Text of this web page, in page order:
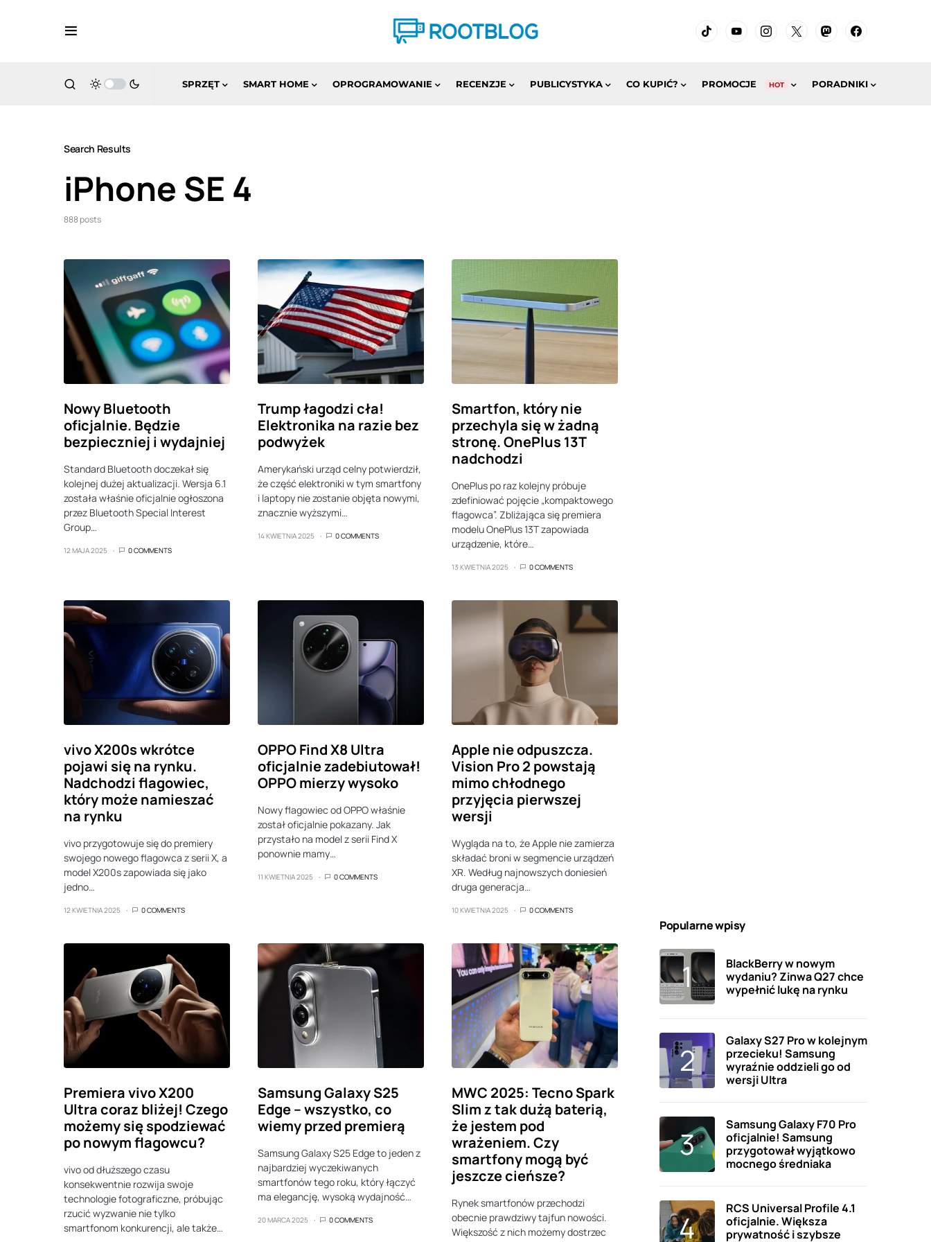
SPRZĘT SMART HOME OPROGRAMOWANIE RECENZJE PUBLICYSTYKA CO KUPIĆ? PROMOCJE HOT PORADNIKI
Search Results
iPhone SE 4
888 posts
Nowy Bluetooth
oficjalnie. Będzie
bezpieczniej i wydajniej
Standard Bluetooth doczekał się
kolejnej dużej aktualizacji. Wersja 6.1
została właśnie oficjalnie ogłoszona
przez Bluetooth Special Interest
Group…
12 MAJA 2025 0 COMMENTS
Trump łagodzi cła!
Elektronika na razie bez
podwyżek
Amerykański urząd celny potwierdził,
że część elektroniki w tym smartfony
i laptopy nie zostanie objęta nowymi,
znacznie wyższymi…
14 KWIETNIA 2025 0 COMMENTS
Smartfon, który nie
przechyla się w żadną
stronę. OnePlus 13T
nadchodzi
OnePlus po raz kolejny próbuje
zdefiniować pojęcie „kompaktowego
flagowca”. Zbliżająca się premiera
modelu OnePlus 13T zapowiada
urządzenie, które…
13 KWIETNIA 2025 0 COMMENTS
vivo X200s wkrótce
pojawi się na rynku.
Nadchodzi flagowiec,
który może namieszać
na rynku
vivo przygotowuje się do premiery
swojego nowego flagowca z serii X, a
model X200s zapowiada się jako
jedno…
12 KWIETNIA 2025 0 COMMENTS
OPPO Find X8 Ultra
oficjalnie zadebiutował!
OPPO mierzy wysoko
Nowy flagowiec od OPPO właśnie
został oficjalnie pokazany. Jak
przystało na model z serii Find X
ponownie mamy…
11 KWIETNIA 2025 0 COMMENTS
Apple nie odpuszcza.
Vision Pro 2 powstają
mimo chłodnego
przyjęcia pierwszej
wersji
Wygląda na to, że Apple nie zamierza
składać broni w segmencie urządzeń
XR. Według najnowszych doniesień
druga generacja…
10 KWIETNIA 2025 0 COMMENTS
Premiera vivo X200
Ultra coraz bliżej! Czego
możemy się spodziewać
po nowym flagowcu?
vivo od dłuższego czasu
konsekwentnie rozwija swoje
technologie fotograficzne, próbując
rzucić wyzwanie nie tylko
smartfonom konkurencji, ale także…
Samsung Galaxy S25
Edge – wszystko, co
wiemy przed premierą
Samsung Galaxy S25 Edge to jeden z
najbardziej wyczekiwanych
smartfonów tego roku, który łączyć
ma elegancję, wysoką wydajność…
20 MARCA 2025 0 COMMENTS
MWC 2025: Tecno Spark
Slim z tak dużą baterią,
że jestem pod
wrażeniem. Czy
smartfony mogą być
jeszcze cieńsze?
Rynek smartfonów przechodzi
obecnie prawdziwy tajfun nowości.
Większość z nich możemy dostrzec
Popularne wpisy
BlackBerry w nowym
wydaniu? Zinwa Q27 chce
wypełnić lukę na rynku
Galaxy S27 Pro w kolejnym
przecieku! Samsung
wyraźnie oddzieli go od
wersji Ultra
Samsung Galaxy F70 Pro
oficjalnie! Samsung
przygotował wyjątkowo
mocnego średniaka
RCS Universal Profile 4.1
oficjalnie. Większa
prywatność i szybsze